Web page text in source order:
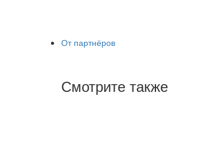
От партнёров
Смотрите также